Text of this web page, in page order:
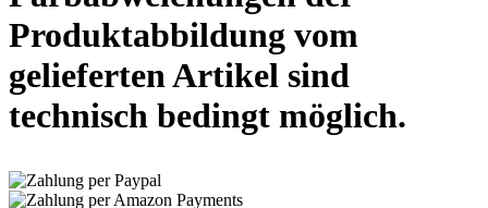
Produktabbildung vom
gelieferten Artikel sind
technisch bedingt möglich.